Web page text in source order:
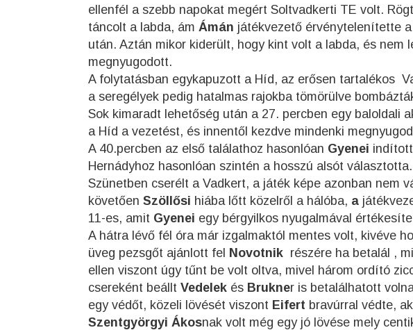
ellenfél a szebb napokat megért Soltvadkerti TE volt.
táncolt a labda, ám Ámán játékvezető érvénytelenítette
után. Aztán mikor kiderült, hogy kint volt a labda, és nem
megnyugodott.
A folytatásban egykapuzott a Híd, az erősen tartalékos
a seregélyek pedig hatalmas rajokba tömörülve
Sok kimaradt lehetőség után a 27. percben egy baloldali
a Híd a vezetést, és innentől kezdve mindenki
A 40.percben az első találathoz hasonlóan Gyenei
Hernádyhoz hasonlóan szintén a hosszú alsót választotta.
Szünetben cserélt a Vadkert, a játék képe azonban nem
követően Szöllősi hiába lőtt közelről a hálóba, a
11-es, amit Gyenei egy bérgyilkos nyugalmával
A hátra lévő fél óra már izgalmaktól mentes volt, kivéve
üveg pezsgőt ajánlott fel Novotnik részére ha betalál ,
ellen viszont úgy tűnt be volt oltva, mivel három ordító
csereként beállt Vedelek és Brukner is betalálhatott
egy védőt, közeli lövését viszont Eifert bravúrral védte,
Szentgyörgyi Ákosnak volt még egy jó lövése mely